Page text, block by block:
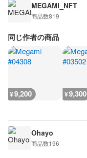
MEGAMI_NFT
商品数819
同じ作者の商品
¥9,200 ¥9,300
Ohayo
商品数196